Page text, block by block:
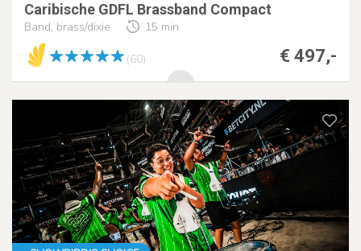
Caribische GDFL Brassband Compact
Band, brass/dixie 15 min
€ 497,-
(60)